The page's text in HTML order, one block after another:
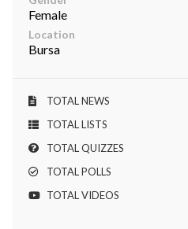
Female
Location
Bursa
TOTAL NEWS
TOTAL LISTS
TOTAL QUIZZES
TOTAL POLLS
TOTAL VIDEOS